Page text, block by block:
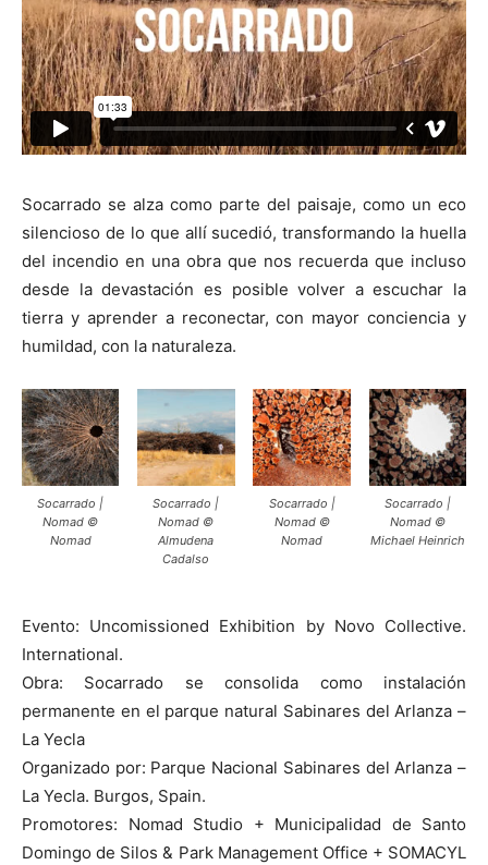
Socarrado se alza como parte del paisaje, como un eco
silencioso de lo que allí sucedió, transformando la huella
del incendio en una obra que nos recuerda que incluso
desde la devastación es posible volver a escuchar la
tierra y aprender a reconectar, con mayor conciencia y
humildad, con la naturaleza.
Socarrado |
Nomad ©
Nomad
Socarrado |
Nomad ©
Almudena
Cadalso
Socarrado |
Nomad ©
Nomad
Socarrado |
Nomad ©
Michael Heinrich
Evento: Uncomissioned Exhibition by Novo Collective.
International.
Obra: Socarrado se consolida como instalación
permanente en el parque natural Sabinares del Arlanza –
La Yecla
Organizado por: Parque Nacional Sabinares del Arlanza –
La Yecla. Burgos, Spain.
Promotores: Nomad Studio + Municipalidad de Santo
Domingo de Silos & Park Management Office + SOMACYL